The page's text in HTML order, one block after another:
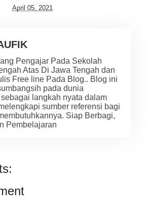
April 05, 2021
Pengajar Pada Sekolah
Atas Di Jawa Tengah dan
Free line Pada Blog.. Blog ini
pada dunia
langkah nyata dalam
sumber referensi bagi
Siap Berbagi,
Pembelajaran